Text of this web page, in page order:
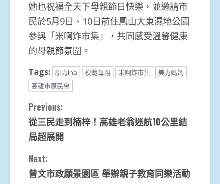
她也祝福全天下母親節日快樂，並邀請市
民於5月9日、10日前住鳳山大東濕地公園
參與「米啊炸市集」，共同感受溫馨健康
的母親節氛圍。
Tags: 原力Ina 模範母親 米啊炸市集
美力媽媽
高雄市原民會
Continue
Reading
Previous:
從三民走到楠梓！高雄老翁迷航10公里結
局超展開
Next:
曾文市政願景園區 舉辦親子教育同樂活動